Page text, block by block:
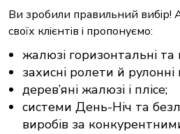
Ви зробили правильний вибір!
своїх клієнтів і пропонуємо:
жалюзі горизонтальні та
захисні ролети й
дерев’яні жалюзі і плісе;
системи День-Ніч та
виробів за